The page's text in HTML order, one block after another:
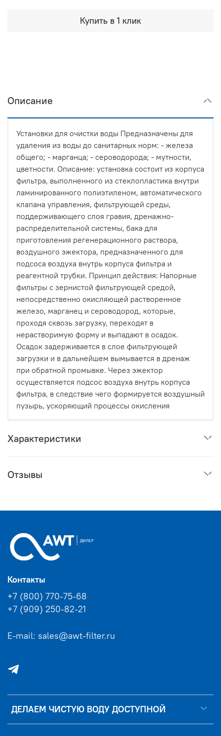
Купить в 1 клик
Описание
Установки для очистки воды Предназначены для
удаления из воды до санитарных норм: - железа
общего; - марганца; - сероводорода; - мутности,
цветности. Описание: установка состоит из корпуса
фильтра, выполненного из стеклопластика внутри
ламинированного полиэтиленом, автоматического
клапана управления, фильтрующей среды,
поддерживающего слоя гравия, дренажно-
распределительной системы, бака для
приготовления регенерационного раствора,
воздушного эжектора, предназначенного для
подсоса воздуха внутрь корпуса фильтра и
реагентной трубки. Принцип действия: Напорные
фильтры с зернистой фильтрующей средой,
непосредственно окисляющей растворенное
железо, марганец и сероводород, которые,
проходя сквозь загрузку, переходят в
нерастворимую форму и выпадают в осадок.
Осадок задерживается в слое фильтрующей
загрузки и в дальнейшем вымывается в дренаж
при обратной промывке. Через эжектор
осуществляется подсос воздуха внутрь корпуса
фильтра, в следствие чего формируется воздушный
пузырь, ускоряющий процессы окисления
Характеристики
Отзывы
ДЕЛАЕМ ЧИСТУЮ ВОДУ ДОСТУПНОЙ
Контакты
+7 (800) 770-75-68
+7 (909) 250-82-21
E-mail: sales@awt-filter.ru